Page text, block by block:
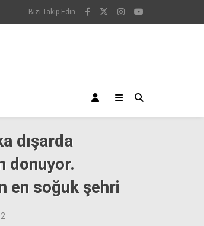
Bizi Takip Edin
dışarda
donuyor.
en soğuk şehri